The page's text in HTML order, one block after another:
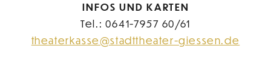
INFOS UND KARTEN
Tel.: 0641-7957 60/61
theaterkasse@stadttheater-giessen.de